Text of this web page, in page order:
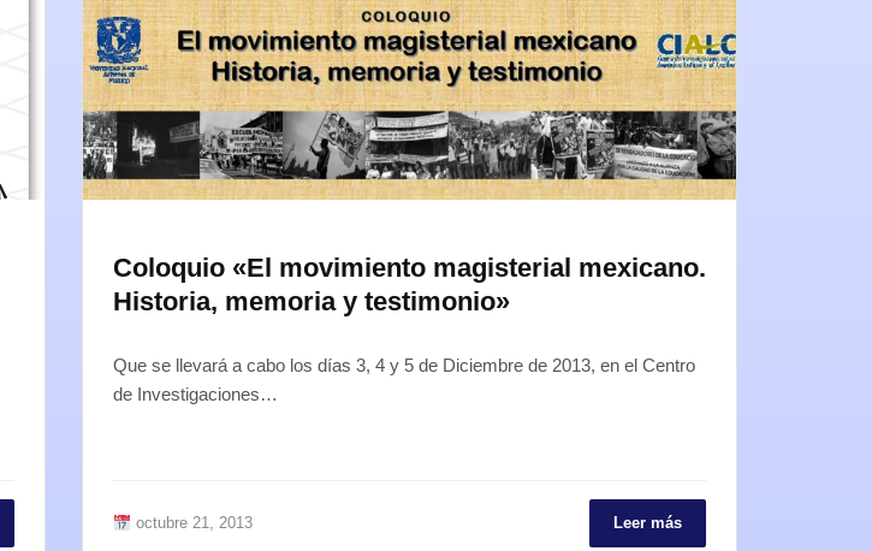
Coloquio «El movimiento magisterial mexicano.
Historia, memoria y testimonio»
Que se llevará a cabo los días 3, 4 y 5 de Diciembre de 2013, en el Centro
de Investigaciones…
octubre 21, 2013 Leer más